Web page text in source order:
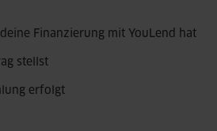
Finanzierung mit YouLend hat
stellst
erfolgt